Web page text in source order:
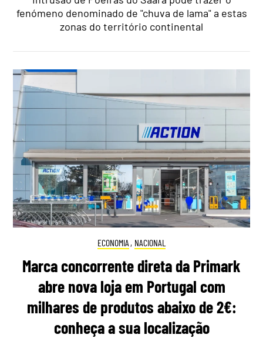
fenómeno denominado de "chuva de lama" a estas
zonas do território continental
ECONOMIA , NACIONAL
Marca concorrente direta da Primark
abre nova loja em Portugal com
milhares de produtos abaixo de 2€:
conheça a sua localização